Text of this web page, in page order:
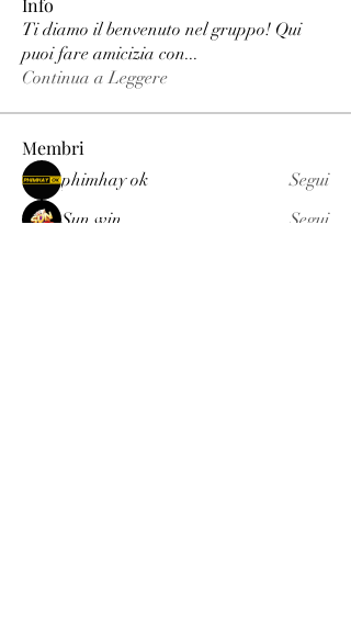
Info
Ti diamo il benvenuto nel gruppo! Qui
puoi fare amicizia con...
Continua a Leggere
Membri
phimhay ok
Segui
Sun win
Segui